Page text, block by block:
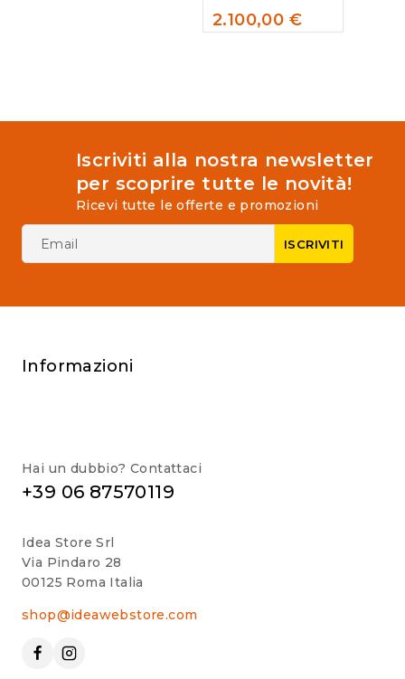
0
2.100,00 €
Iscriviti alla nostra newsletter
per scoprire tutte le novità!
Ricevi tutte le offerte e promozioni
Informazioni
Hai un dubbio? Contattaci
+39 06 87570119
Idea Store Srl
Via Pindaro 28
00125 Roma Italia
shop@ideawebstore.com